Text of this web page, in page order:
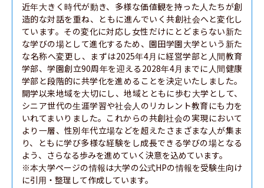
近年大きく時代が動き、多様な価値観を持った人たちが創
造的な対話を重ね、ともに進んでいく共創社会へと変化し
ています。その変化に対応し女性だけにとどまらない新た
な学びの場として進化するため、園田学園大学という新た
な名称へ変更し、まずは2025年4月に経営学部と人間教育
学部、学園創立90周年を迎える2028年4月までに人間健康
学部と段階的に共学化を進めることを決定いたしました。
開学以来地域を大切にし、地域とともに歩む大学として、
シニア世代の生涯学習や社会人のリカレント教育にも力を
いれてまいりました。これからの共創社会の実現において
より一層、性別年代立場などを超えたさまざまな人が集ま
り、ともに学び多様な経験をし成長できる学びの場となる
よう、さらなる歩みを進めていく決意を込めています。
※本大学ページの情報は大学の公式HPの情報を受験生向け
に引用・整理して作成しています。